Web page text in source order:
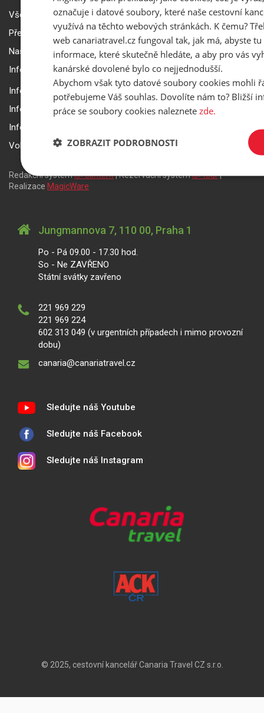
Všeobecné smluvní podmínky a reklamační řád
Přepravní podmínky Smartwings
Nastavení a ochrana soukromí
Informace k rezervaci zájezdu
Informace k pojištění
Informace k letecké přepravě
Informace k ubytování a pobytu
Volitelné doplňkové služby
Redakční systémis>content| Rezervační systémis>tour|
Realizace MagicWare
Jungmannova 7, 110 00, Praha 1
Po - Pá 09.00 - 17.30 hod.
So - Ne ZAVŘENO
Státní svátky zavřeno
221 969 229
221 969 224
602 313 049 (v urgentních případech i mimo provozní
dobu)
canaria@canariatravel.cz
Sledujte náš Youtube
Sledujte náš Facebook
Sledujte náš Instagram
© 2025, cestovní kancelář Canaria Travel CZ s.r.o.
označuje i datové soubory, které naše cestovní
využívá na těchto webových stránkách. K čemu?
web canariatravel.cz fungoval tak, jak má, abyste
informace, které skutečně hledáte, a aby pro vás
kanárské dovolené bylo co nejjednodušší.
Abychom však tyto datové soubory cookies mohli
potřebujeme Váš souhlas. Dovolíte nám to? Bližší
práce se soubory cookies naleznete zde.
ZOBRAZIT PODROBNOSTI